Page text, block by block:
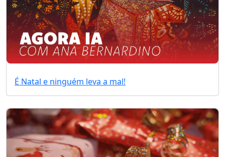
É Natal e ninguém leva a mal!